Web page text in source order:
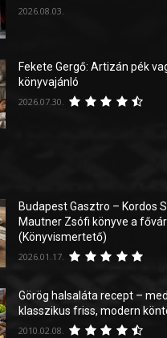
2026.08.03.
Fekete Gergő: Artizán pék
könyvajánló
2026.07.30.
Budapest Gasztro – Kordos
Mautner Zsófi könyve a
(Könyvismertető)
2026.01.17.
Görög halsaláta recept –
klasszikus friss, modern
2010.02.08.